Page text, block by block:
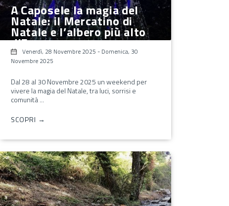
A Caposele la magia del
Natale: il Mercatino di
Natale e l’albero più alto
d’Europa
Venerdì, 28 Novembre 2025 - Domenica, 30
Novembre 2025
Dal 28 al 30 Novembre 2025 un weekend per
vivere la magia del Natale, tra luci, sorrisi e
comunità ...
SCOPRI →